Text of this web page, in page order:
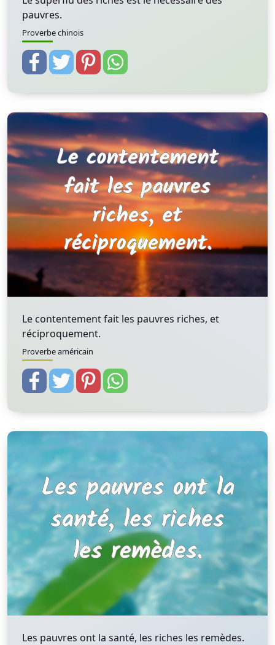
pauvres.
Proverbe chinois
Le contentement fait les pauvres riches, et
réciproquement.
Proverbe américain
Les pauvres ont la santé, les riches les remèdes.